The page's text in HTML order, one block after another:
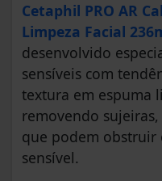
Cetaphil PRO AR
Limpeza Facial
desenvolvido
sensíveis com
textura em espuma
removendo
que podem obstruir
sensível.